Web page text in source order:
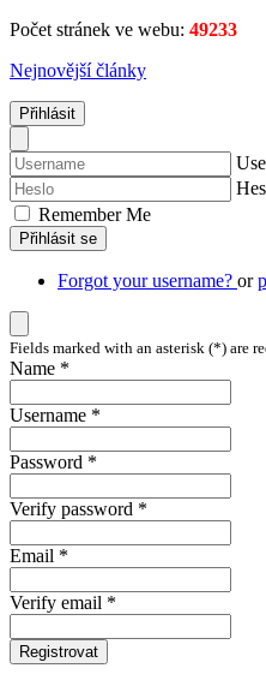
Počet stránek ve webu: 49233
Nejnovější články
Přihlásit
Remember Me
Přihlásit se
Forgot your username? or
Fields marked with an asterisk (*) are
Name *
Username *
Password *
Verify password *
Email *
Verify email *
Registrovat